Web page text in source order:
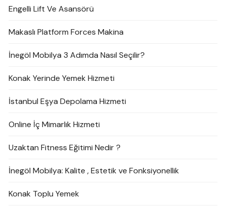
Engelli Lift Ve Asansörü
Makaslı Platform Forces Makina
İnegöl Mobilya 3 Adımda Nasıl Seçilir?
Konak Yerinde Yemek Hizmeti
İstanbul Eşya Depolama Hizmeti
Online İç Mimarlık Hizmeti
Uzaktan Fitness Eğitimi Nedir ?
İnegöl Mobilya: Kalite , Estetik ve Fonksiyonellik
Konak Toplu Yemek